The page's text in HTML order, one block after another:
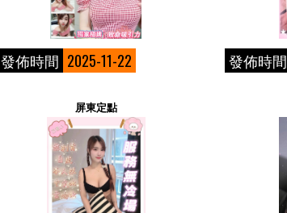
發佈時間 2025-11-22 發佈時間
屏東定點